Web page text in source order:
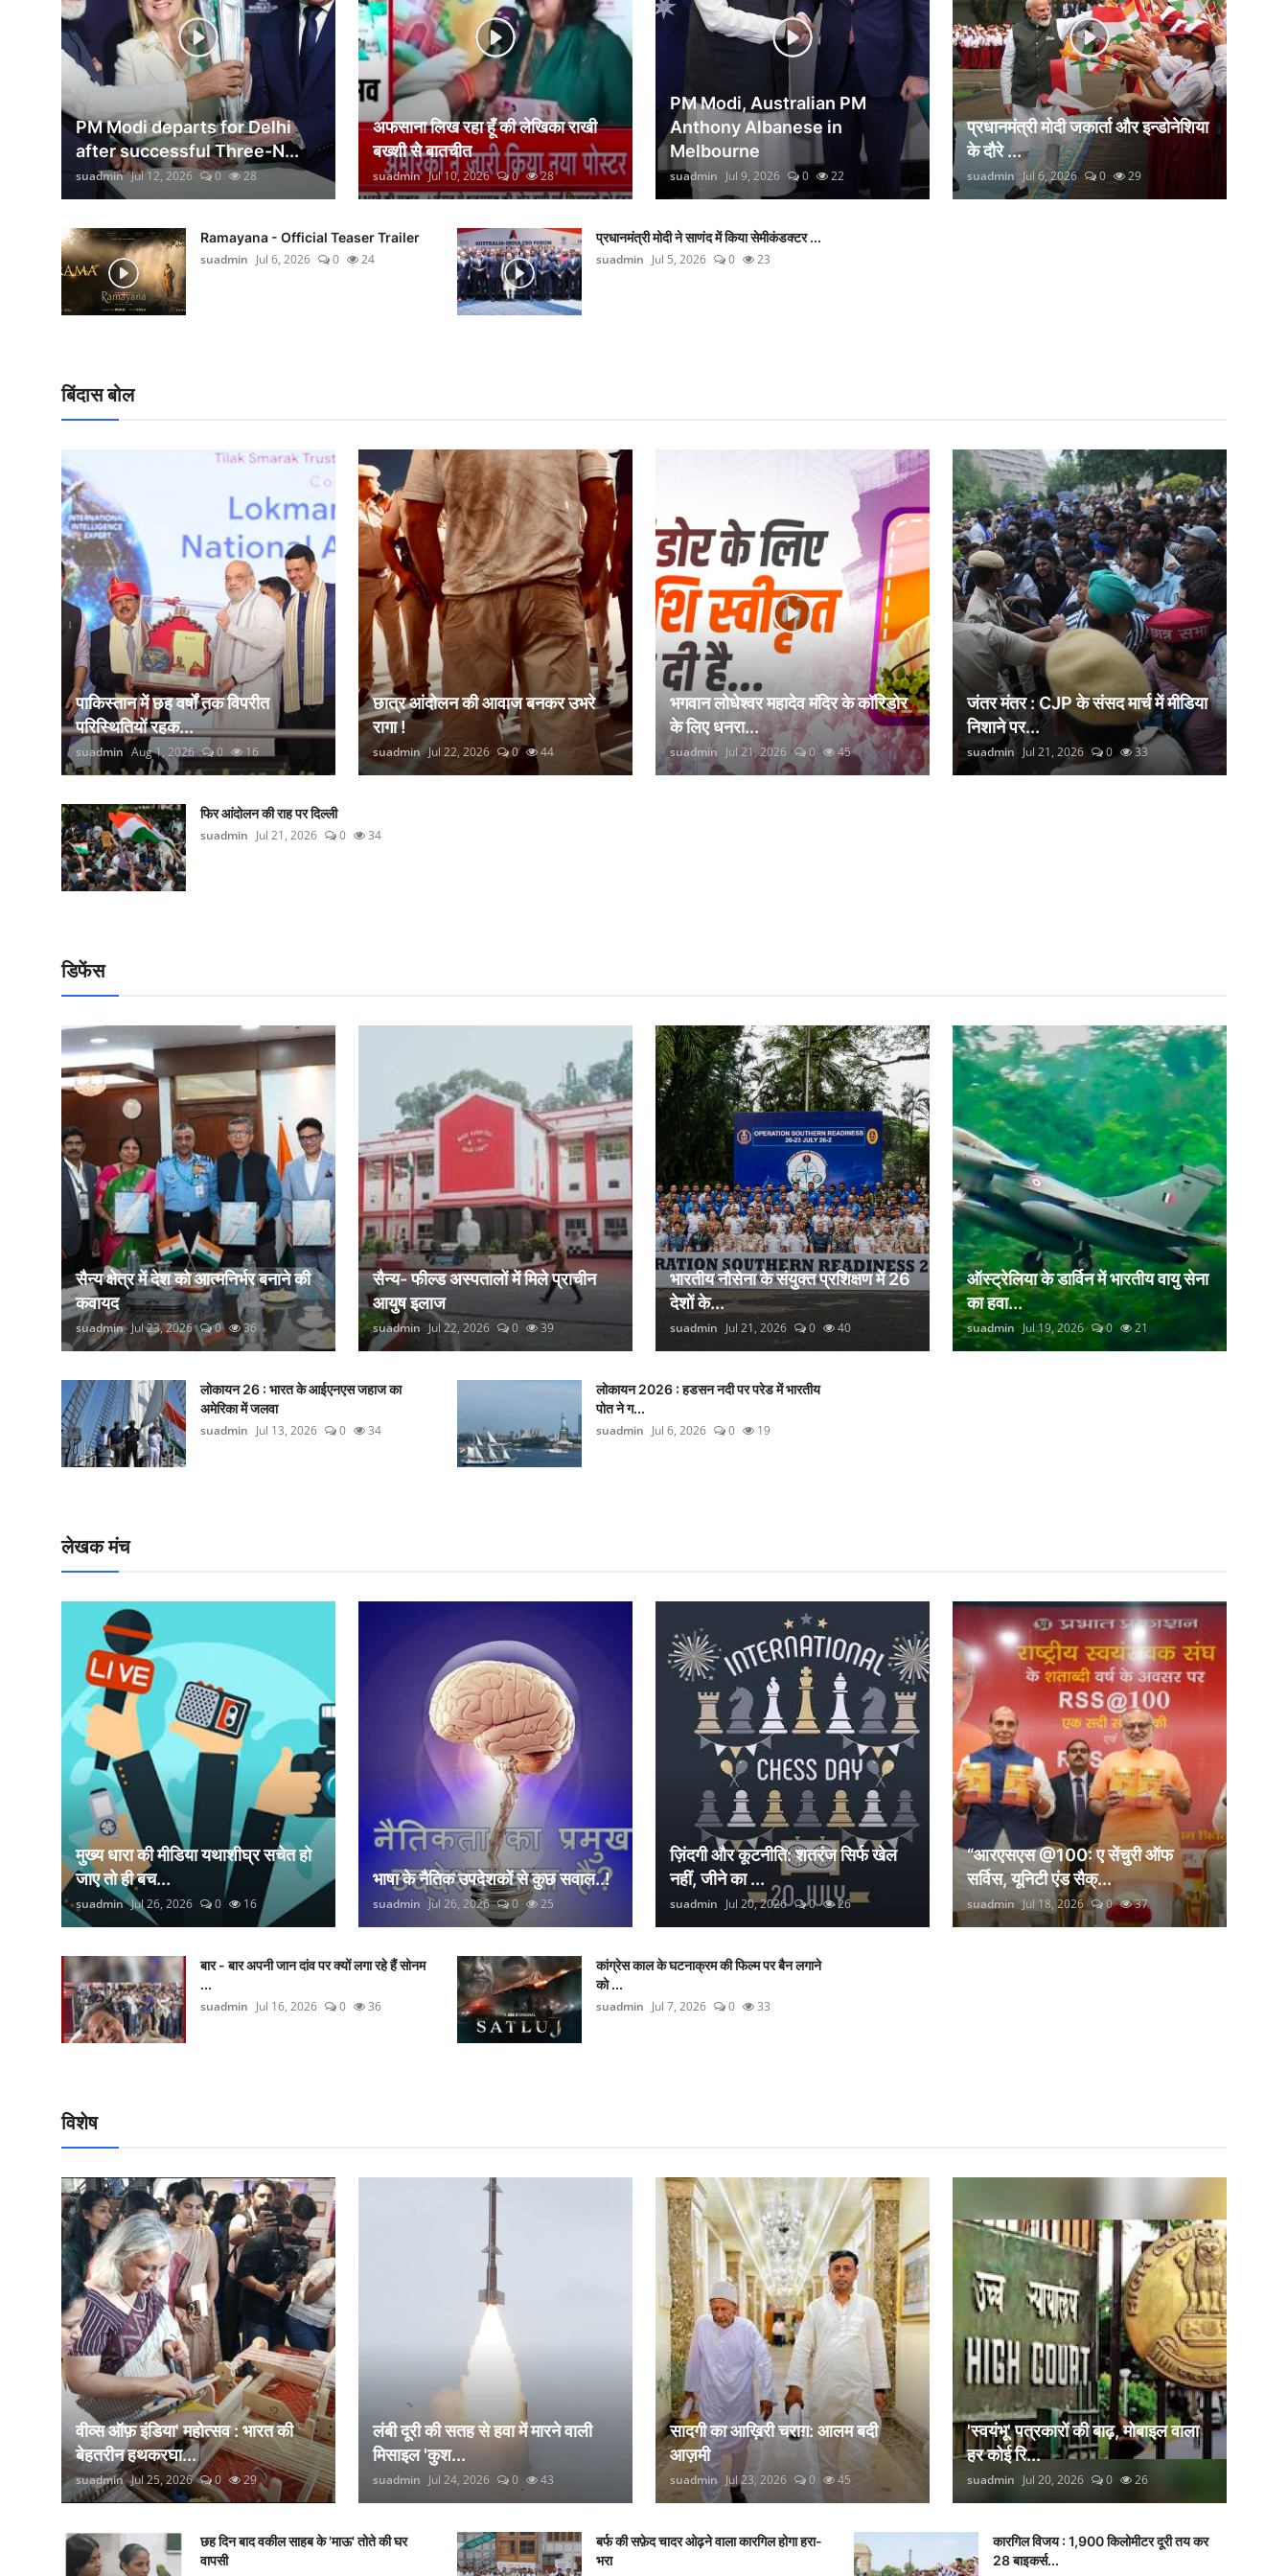
वीकेंड लाइफ
अंतर्राष्ट्रीय
सांस्कृतिक
विज्ञान - तकनीक
ग्राम - पंचायत
PM Modi departs for Delhi
after successful Three-N...
suadmin Jul 12, 2026 0 28
अफसाना लिख रहा हूँ की लेखिका राखी
बख्शी से बातचीत
suadmin Jul 10, 2026 0 28
PM Modi, Australian PM
Anthony Albanese in
Melbourne
suadmin Jul 9, 2026 0 22
प्रधानमंत्री मोदी जकार्ता और इन्डोनेशिया
के दौरे ...
suadmin Jul 6, 2026 0 29
Ramayana - Official Teaser Trailer
suadmin Jul 6, 2026 0 24
प्रधानमंत्री मोदी ने साणंद में किया सेमीकंडक्टर ...
suadmin Jul 5, 2026 0 23
बिंदास बोल
पाकिस्तान में छह वर्षों तक विपरीत
परिस्थितियों रहक...
suadmin Aug 1, 2026 0 16
छात्र आंदोलन की आवाज बनकर उभरे
रागा !
suadmin Jul 22, 2026 0 44
भगवान लोधेश्वर महादेव मंदिर के कॉरिडोर
के लिए धनरा...
suadmin Jul 21, 2026 0 45
जंतर मंतर : CJP के संसद मार्च में मीडिया
निशाने पर...
suadmin Jul 21, 2026 0 33
फिर आंदोलन की राह पर दिल्ली
suadmin Jul 21, 2026 0 34
डिफेंस
सैन्य क्षेत्र में देश को आत्मनिर्भर बनाने की
कवायद
suadmin Jul 23, 2026 0 36
सैन्य- फील्ड अस्पतालों में मिले प्राचीन
आयुष इलाज
suadmin Jul 22, 2026 0 39
भारतीय नौसेना के संयुक्त प्रशिक्षण में 26
देशों के...
suadmin Jul 21, 2026 0 40
ऑस्ट्रेलिया के डार्विन में भारतीय वायु सेना
का हवा...
suadmin Jul 19, 2026 0 21
लोकायन 26 : भारत के आईएनएस जहाज का
अमेरिका में जलवा
suadmin Jul 13, 2026 0 34
लोकायन 2026 : हडसन नदी पर परेड में भारतीय
पोत ने ग...
suadmin Jul 6, 2026 0 19
लेखक मंच
मुख्य धारा की मीडिया यथाशीघ्र सचेत हो
जाए तो ही बच...
suadmin Jul 26, 2026 0 16
भाषा के नैतिक उपदेशकों से कुछ सवाल..!
suadmin Jul 26, 2026 0 25
ज़िंदगी और कूटनीति: शतरंज सिर्फ खेल
नहीं, जीने का ...
suadmin Jul 20, 2026 0 26
“आरएसएस @100: ए सेंचुरी ऑफ
सर्विस, यूनिटी एंड सैक्...
suadmin Jul 18, 2026 0 37
बार - बार अपनी जान दांव पर क्यों लगा रहे हैं सोनम
...
suadmin Jul 16, 2026 0 36
कांग्रेस काल के घटनाक्रम की फिल्म पर बैन लगाने
को ...
suadmin Jul 7, 2026 0 33
विशेष
वीव्स ऑफ़ इंडिया' महोत्सव : भारत की
बेहतरीन हथकरघा...
suadmin Jul 25, 2026 0 29
लंबी दूरी की सतह से हवा में मारने वाली
मिसाइल 'कुश...
suadmin Jul 24, 2026 0 43
सादगी का आख़िरी चराग़: आलम बदी
आज़मी
suadmin Jul 23, 2026 0 45
'स्वयंभू' पत्रकारों की बाढ़, मोबाइल वाला
हर कोई रि...
suadmin Jul 20, 2026 0 26
छह दिन बाद वकील साहब के 'माऊ' तोते की घर
वापसी
बर्फ की सफ़ेद चादर ओढ़ने वाला कारगिल होगा हरा-
भरा
कारगिल विजय : 1,900 किलोमीटर दूरी तय कर
28 बाइकर्स...